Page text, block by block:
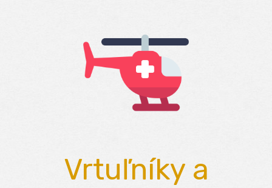
Vrtuľníky a